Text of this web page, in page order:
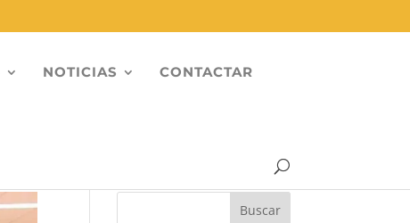
NOTICIAS CONTACTAR